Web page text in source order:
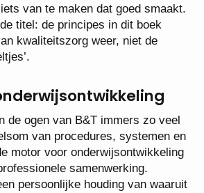
van te maken dat goed smaakt.
titel: de principes in dit boek
kwaliteitszorg weer, niet de
de ogen van B&T immers zo veel
van procedures, systemen en
motor voor onderwijsontwikkeling
samenwerking.
persoonlijke houding van waaruit